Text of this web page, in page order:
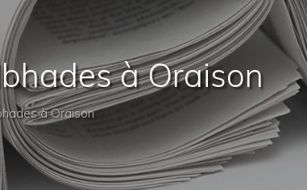
à Oraison
à Oraison